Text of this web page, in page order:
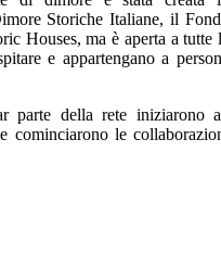
Storiche Italiane, il
Houses, ma è aperta a tutte
e appartengano a
parte della rete iniziarono
cominciarono le